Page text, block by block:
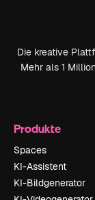
Die kreative
Mehr als 1
Produkte
Spaces
KI-Assistent
KI-Bildgenerator